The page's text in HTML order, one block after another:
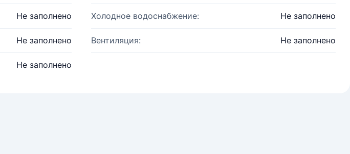
Не заполнено Холодное водоснабжение: Не заполнено
Не заполнено Вентиляция: Не заполнено
Не заполнено